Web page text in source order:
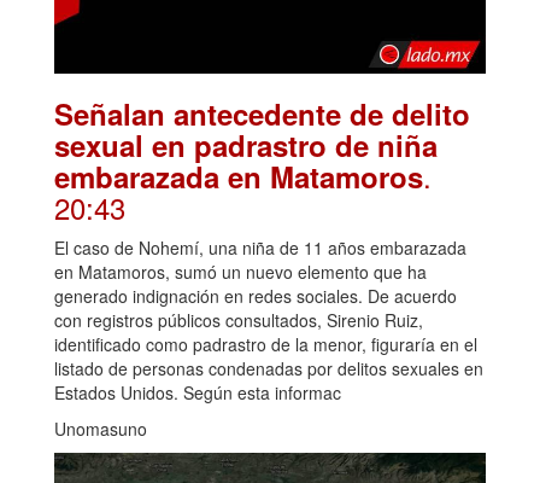
Señalan antecedente de delito
sexual en padrastro de niña
embarazada en Matamoros.
20:43
El caso de Nohemí, una niña de 11 años embarazada
en Matamoros, sumó un nuevo elemento que ha
generado indignación en redes sociales. De acuerdo
con registros públicos consultados, Sirenio Ruiz,
identificado como padrastro de la menor, figuraría en el
listado de personas condenadas por delitos sexuales en
Estados Unidos. Según esta informac
Unomasuno